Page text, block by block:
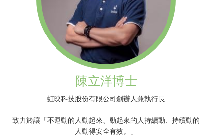
陳立洋博士
虹映科技股份有限公司創辦人兼執行長
致力於讓「不運動的人動起來、動起來的人持續動、持續動的
人動得安全有效。」